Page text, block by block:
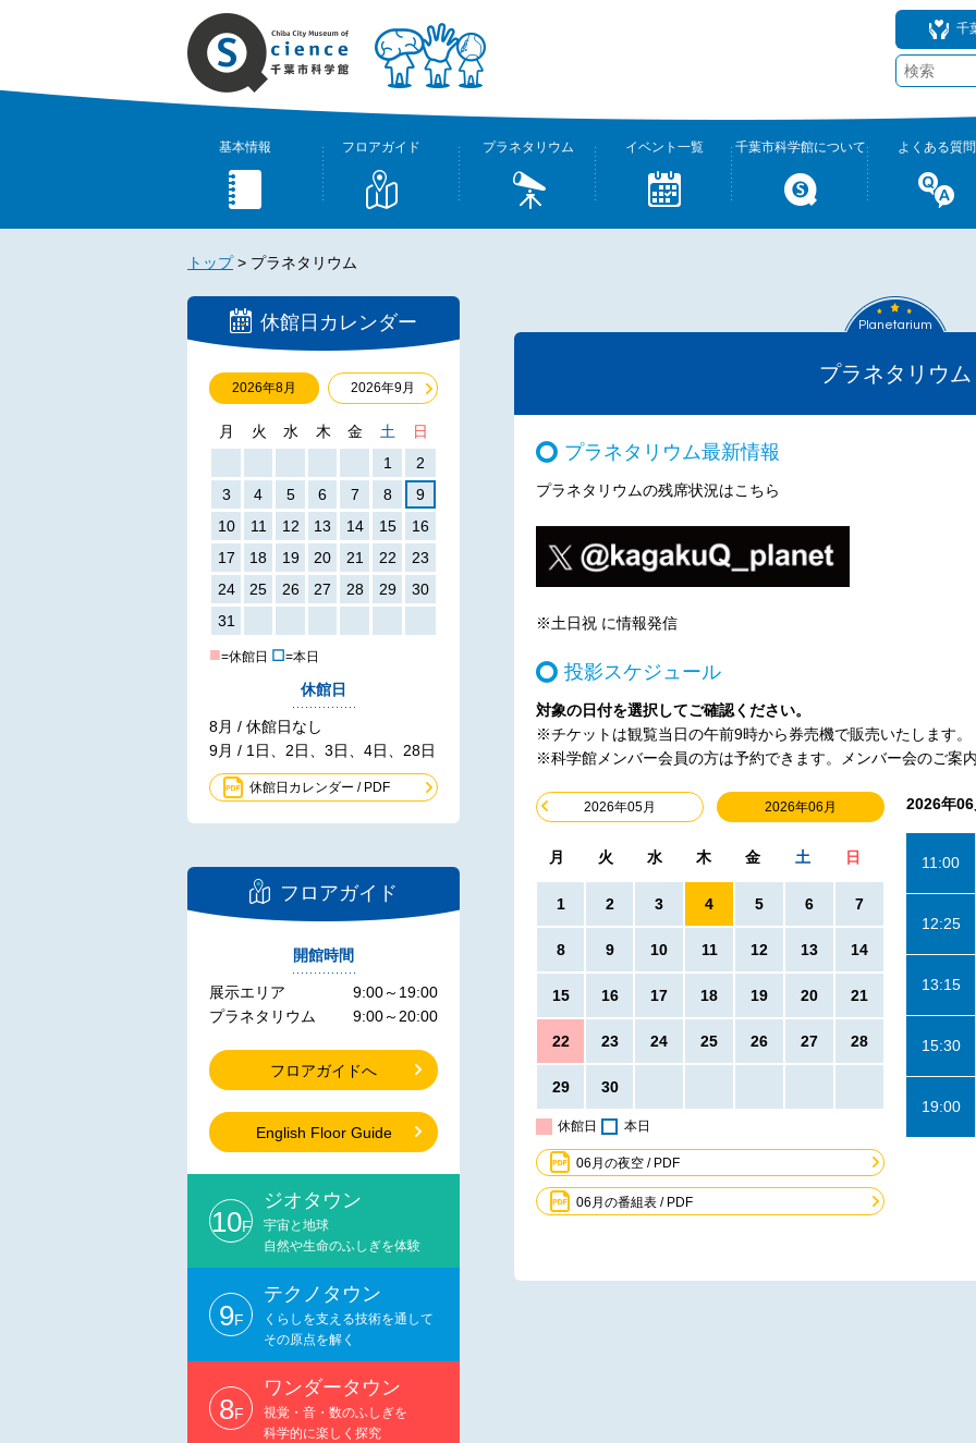
千
基本情報 フロアガイド プラネタリウム イベント一覧 千葉市科学館について よくある質問
トップ> プラネタリウム
休館日カレンダー
2026年8月 2026年9月
月 火 水 木 金 土
日
1
2
3
4 5 6 7 8
9
10
11 12 13 14 15
16
17
18 19 20 21 22
23
24
25 26 27 28 29
30
31
■=休館日 ☐=本日
休館日
8月 / 休館日なし
9月 / 1日、2日、3日、4日、28日
休館日カレンダー / PDF
フロアガイド
開館時間
展示エリア
プラネタリウム
9:00～19:00
9:00～20:00
フロアガイドへ
English Floor Guide
10F
ジオタウン
宇宙と地球
自然や生命のふしぎを体験
9F
テクノタウン
くらしを支える技術を通して
その原点を解く
8F
ワンダータウン
視覚・音・数のふしぎを
科学的に楽しく探究
Planetarium
プラネタリウム
プラネタリウム最新情報
プラネタリウムの残席状況はこちら
※土日祝 に情報発信
投影スケジュール
対象の日付を選択してご確認ください。
※チケットは観覧当日の午前9時から券売機で販売いたします。
※科学館メンバー会員の方は予約できます。メンバー会のご案
2026年05月 2026年06月
月 火 水 木 金 土 日
1 2 3 4 5 6 7
8 9 10 11 12 13 14
15 16 17 18 19 20 21
22 23 24 25 26 27 28
29 30
休館日 本日
2026年06
11:00
12:25
13:15
15:30
19:00
06月の夜空 / PDF
06月の番組表 / PDF